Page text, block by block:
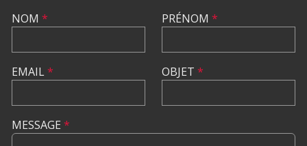
NOM *
EMAIL*
PRÉNOM *
OBJET *
MESSAGE *